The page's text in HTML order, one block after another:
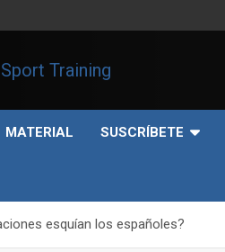
del
MATERIAL SUSCRÍBETE
esquían los españoles?